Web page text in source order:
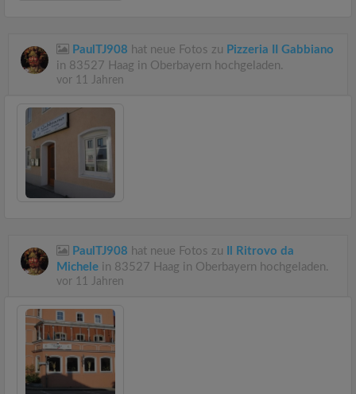
PaulTJ908 hat neue Fotos zu Pizzeria II Gabbiano
in 83527 Haag in Oberbayern hochgeladen.
vor 11 Jahren
PaulTJ908 hat neue Fotos zu
Il Ritrovo da
Michele in 83527 Haag in Oberbayern hochgeladen.
vor 11 Jahren